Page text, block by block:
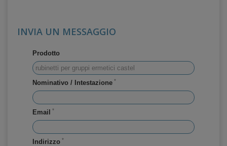
INVIA UN MESSAGGIO
Prodotto
Nominativo / Intestazione *
Email *
Indirizzo *